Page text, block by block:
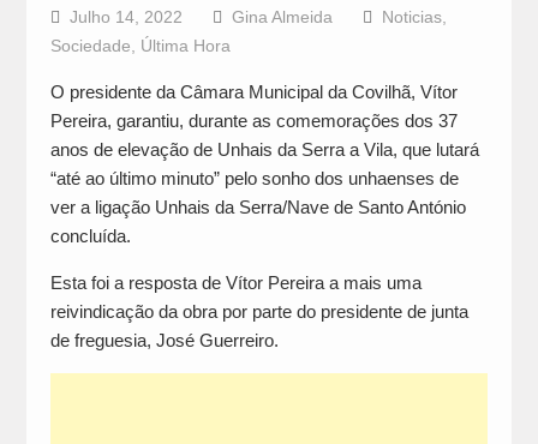
Julho 14, 2022 Gina Almeida Noticias,
Sociedade
Última Hora
O presidente da Câmara Municipal da Covilhã, Vítor
Pereira, garantiu, durante as comemorações dos 37
anos de elevação de Unhais da Serra a Vila, que lutará
“até ao último minuto” pelo sonho dos unhaenses de
ver a ligação Unhais da Serra/Nave de Santo António
concluída.
Esta foi a resposta de Vítor Pereira a mais uma
reivindicação da obra por parte do presidente de junta
de freguesia, José Guerreiro.